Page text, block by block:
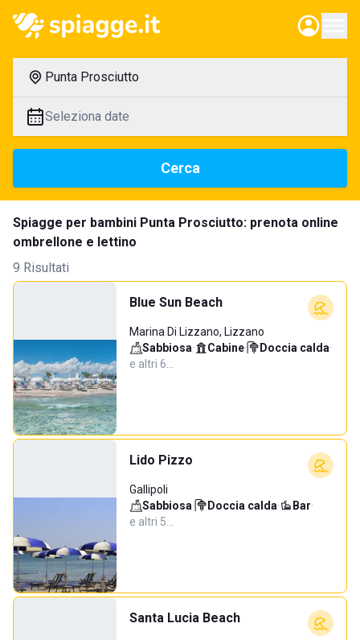
Punta Prosciutto
Seleziona date
Cerca
Spiagge per bambini Punta Prosciutto: prenota online
ombrellone e lettino
9 Risultati
Blue Sun Beach
Marina Di Lizzano, Lizzano
Sabbiosa· Cabine· Doccia calda·
e altri 6…
Lido Pizzo
Gallipoli
Sabbiosa· Doccia calda· Bar·
e altri 5…
Santa Lucia Beach